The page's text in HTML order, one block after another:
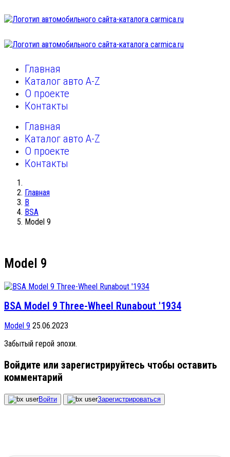
Главная
Каталог авто A-Z
О проекте
Контакты
Главная
Каталог авто A-Z
О проекте
Контакты
Главная
B
BSA
Model 9
Model 9
BSA Model 9 Three-Wheel Runabout '1934
Model 9 25.06.2023
Забытый герой эпохи.
Войдите или зарегистрируйтесь чтобы оставить
комментарий
Войти Зарегистрироваться